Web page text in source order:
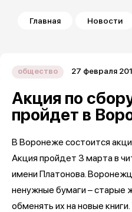
Строка навигации
Главная Новости
общество 27 февраля
Акция по
пройдет в
В Воронеже состоится
Акция пройдет 3 марта в
имени Платонова.
ненужные бумаги – старые
обменять их на новые